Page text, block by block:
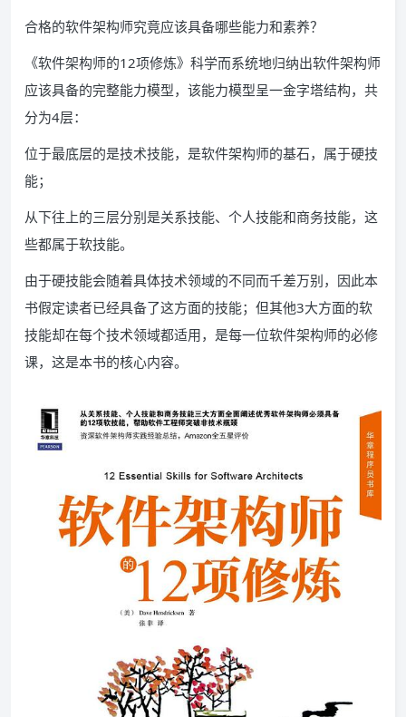
合格的软件架构师究竟应该具备哪些能力和素养？
《软件架构师的12项修炼》科学而系统地归纳出软件架构师
应该具备的完整能力模型，该能力模型呈一金字塔结构，共
分为4层：
位于最底层的是技术技能，是软件架构师的基石，属于硬技
能；
从下往上的三层分别是关系技能、个人技能和商务技能，这
些都属于软技能。
由于硬技能会随着具体技术领域的不同而千差万别，因此本
书假定读者已经具备了这方面的技能；但其他3大方面的软
技能却在每个技术领域都适用，是每一位软件架构师的必修
课，这是本书的核心内容。